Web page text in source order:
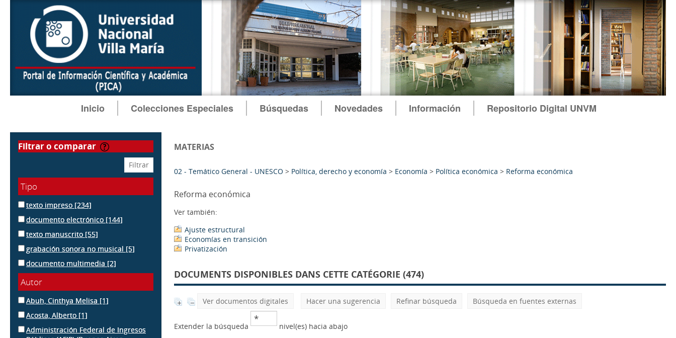
Inicio Colecciones Especiales Búsquedas Novedades Información Repositorio Digital UNVM
filtrar o comparar
Tipo
texto impreso [234]
documento electrónico [144]
texto manuscrito [55]
grabación sonora no musical [5]
documento multimedia [2]
Autor
Abuh, Cinthya Melisa [1]
Acosta, Alberto [1]
Administración Federal de Ingresos
MATERIAS
02 - Temático General - UNESCO > Política, derecho y economía > Economía > Política económica > Reforma económica
Reforma económica
Ver también:
Ajuste estructural
Economías en transición
Privatización
DOCUMENTS DISPONIBLES DANS CETTE CATÉGORIE (474)
Ver documentos digitales Hacer una sugerencia Refinar búsqueda Búsqueda en fuentes externas
Extender la búsqueda nivel(es) hacia abajo